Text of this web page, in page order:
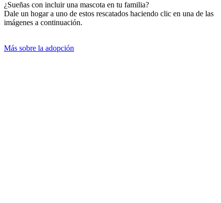
¿Sueñas con incluir una mascota en tu familia?
Dale un hogar a uno de estos rescatados haciendo clic en una de las
imágenes a continuación.
Más sobre la adopción